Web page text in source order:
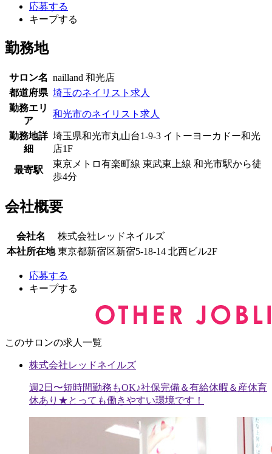
応募する
キープする
勤務地
サロン名 nailland 和光店
都道府県 埼玉のネイリスト求人
勤務エリ
ア
和光市のネイリスト求人
勤務地詳
細
埼玉県和光市丸山台1-9-3 イトーヨーカドー和光
店1F
最寄駅
東京メトロ有楽町線 東武東上線 和光市駅から徒
歩4分
会社概要
会社名
株式会社レッドネイルズ
本社所在地 東京都新宿区新宿5-18-14 北西ビル2F
応募する
キープする
このサロンの求人一覧
株式会社レッドネイルズ
週2日〜短時間勤務もOK♪社保完備＆有給休暇＆産休育
休あり★とっても働きやすい環境です！